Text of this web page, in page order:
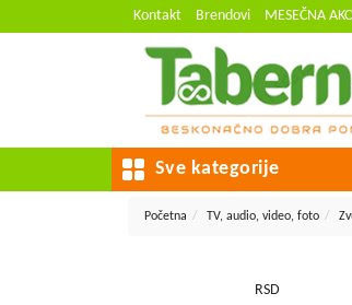
Kontakt Brendovi MESEČNA
Sve kategorije
Početna TV, audio, video, foto
RSD